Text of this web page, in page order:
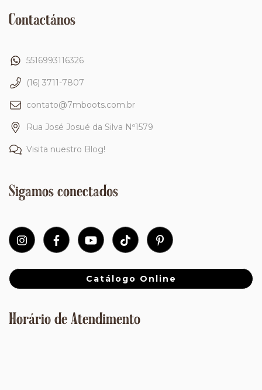
Contactános
5516993116326
(16) 3711-7807
contato@7mboots.com.br
Rua José Josué da Silva Nº1579
Visita nuestro Blog!
Sigamos conectados
Catálogo Online
Horário de Atendimento